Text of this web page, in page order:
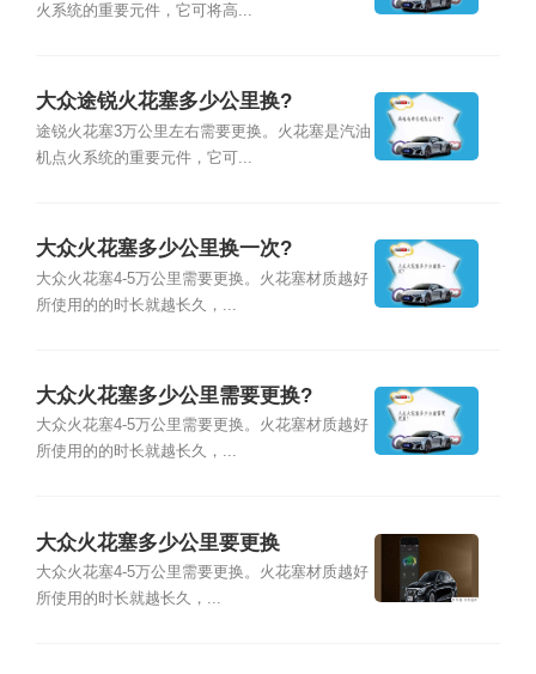
火系统的重要元件，它可将高...
大众途锐火花塞多少公里换?
途锐火花塞3万公里左右需要更换。火花塞是汽油
机点火系统的重要元件，它可...
大众火花塞多少公里换一次?
大众火花塞4-5万公里需要更换。火花塞材质越好
所使用的的时长就越长久，...
大众火花塞多少公里需要更换?
大众火花塞4-5万公里需要更换。火花塞材质越好
所使用的的时长就越长久，...
大众火花塞多少公里要更换
大众火花塞4-5万公里需要更换。火花塞材质越好
所使用的时长就越长久，...